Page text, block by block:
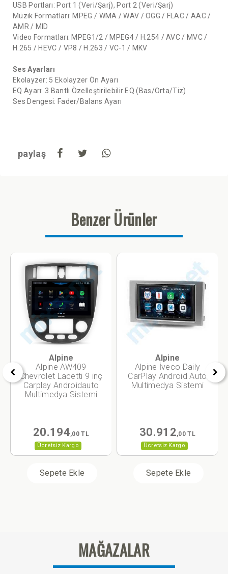
USB Portları: Port 1 (Veri/Şarj), Port 2 (Veri/Şarj)
Müzik Formatları: MPEG / WMA / WAV / OGG / FLAC / AAC /
AMR / MID
Video Formatları: MPEG1/2 / MPEG4 / H.254 / AVC / MVC /
H.265 / HEVC / VP8 / H.263 / VC-1 / MKV
Ses Ayarları
Ekolayzer: 5 Ekolayzer Ön Ayarı
EQ Ayarı: 3 Bantlı Özelleştirilebilir EQ (Bas/Orta/Tiz)
Ses Dengesi: Fader/Balans Ayarı
paylaş
Benzer Ürünler
Ücretsiz Kargo
Alpine
Alpine AW409
Chevrolet Lacetti 9 inç
Carplay Androidauto
Multimedya Sistemi
20.194,00 TL
Sepete Ekle
Ücretsiz Kargo
Alpine
Alpine İveco Daily
CarPlay Android Auto
Multimedya Sistemi
30.912,00 TL
Sepete Ekle
MAĞAZALAR